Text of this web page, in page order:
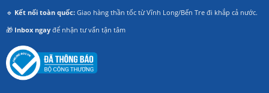
🔹 Kết nối toàn quốc:Giao hàng thần tốc từ Vĩnh Long/Bến Tre đi khắp cả nước.
🎁 Inbox ngayđể nhận tư vấn tận tâm